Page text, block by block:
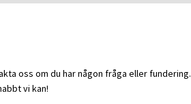
oss om du har någon fråga eller fundering.
vi kan!